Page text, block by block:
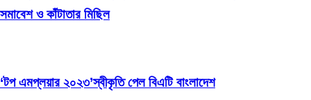
সমাবেশ ও কাঁটাতার মিছিল
‘টপ এমপ্লয়ার ২০২৩’স্বীকৃতি পেল বিএটি বাংলাদেশ